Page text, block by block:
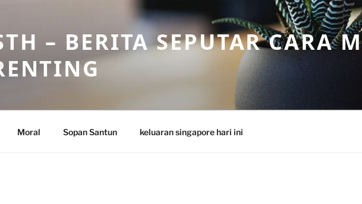
– BERITA SEPUTAR CARA
Moral Sopan Santun keluaran singapore hari ini